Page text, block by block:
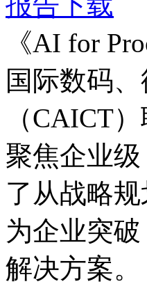
《AI for
国际数码
（CAICT）
聚焦企业级
了从战略规
为企业突破
解决方案。